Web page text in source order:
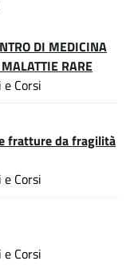
DI MEDICINA
RARE
Corsi
fratture da fragilità
Corsi
Corsi